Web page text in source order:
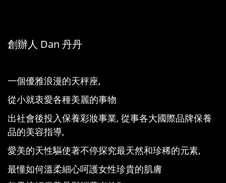
創辦人 Dan 丹丹
一個優雅浪漫的天秤座,
從小就衷愛各種美麗的事物
出社會後投入保養彩妝事業, 從事各大國際品牌保養
品的美容指導,
愛美的天性驅使著不停探究最天然和珍稀的元素,
最懂如何溫柔細心呵護女性珍貴的肌膚